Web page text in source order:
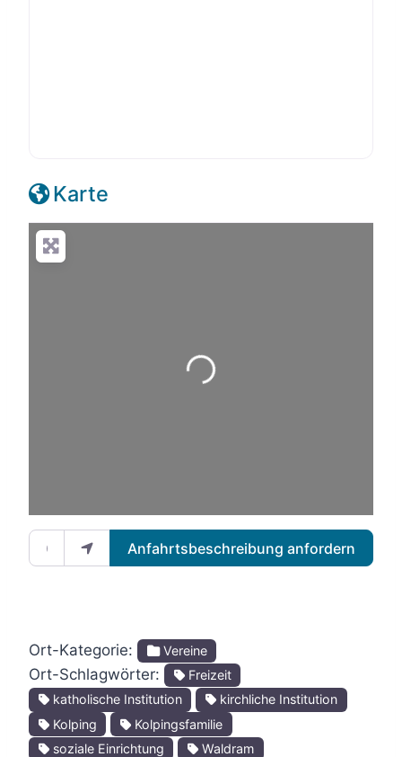
Karte
Wird geladen …
Gib deinen Standort ein.Anfahrtsbeschreibung anfordern
Ort-Kategorie: Vereine
Ort-Schlagwörter:
Freizeit
katholische Institution
kirchliche Institution
Kolping
Kolpingsfamilie
soziale Einrichtung
Waldram